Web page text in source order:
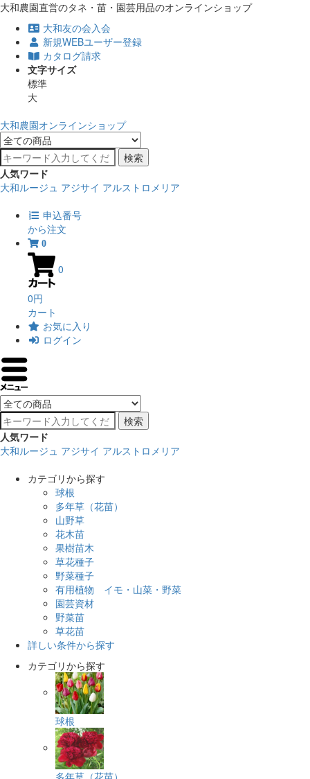
大和農園直営のタネ・苗・園芸用品のオンラインショップ
大和友の会入会
新規WEBユーザー登録
カタログ請求
文字サイズ
標準
大
大和農園オンラインショップ
検索
人気ワード
大和ルージュ アジサイ アルストロメリア
申込番号
から注文
0
0
0円
カート
お気に入り
ログイン
検索
人気ワード
大和ルージュ アジサイ アルストロメリア
カテゴリから探す
球根
多年草（花苗）
山野草
花木苗
果樹苗木
草花種子
野菜種子
有用植物 イモ・山菜・野菜
園芸資材
野菜苗
草花苗
詳しい条件から探す
カテゴリから探す
球根
多年草（花苗）